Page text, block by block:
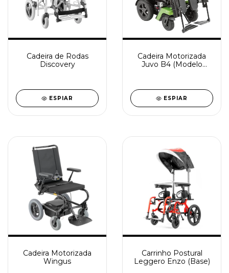
Cadeira de Rodas
Discovery
ESPIAR
Cadeira Motorizada
Juvo B4 (Modelo
ESPIAR
Cadeira Motorizada
Wingus
Carrinho Postural
Leggero Enzo (Base)